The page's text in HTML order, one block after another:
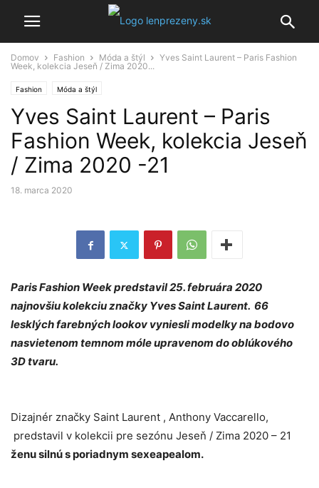
Domov Fashion Móda a štýl
Yves Saint Laurent – Paris Fashion
Week, kolekcia Jeseň / Zima 2020...
Fashion Móda a štýl
Yves Saint Laurent – Paris
Fashion Week, kolekcia Jeseň
/ Zima 2020 -21
18. marca 2020
Paris Fashion Week predstavil 25. februára 2020
najnovšiu kolekciu značky Yves Saint Laurent. 66
lesklých farebných lookov vyniesli modelky na bodovo
nasvietenom temnom móle upravenom do oblúkového
3D tvaru.
Dizajnér značky Saint Laurent , Anthony Vaccarello,
predstavil v kolekcii pre sezónu Jeseň / Zima 2020 – 21
ženu silnú s poriadnym sexeapealom.